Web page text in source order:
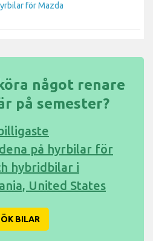
för Mazda
något renare
på semester?
på hyrbilar för
hybridbilar i
United States
BILAR